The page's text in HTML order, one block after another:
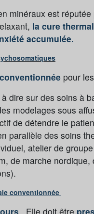
minéraux est
la cure
accumulée.
pour
à dire sur des soins à
modelages sous
de détendre le
parallèle des
atelier de
de marche
conventionnée
. Elle doit être